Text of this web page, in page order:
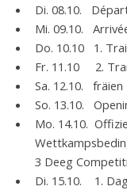
Di. 08.10.
Mi. 09.10.
Do. 10.10 1.
Fr. 11.10 2.
Sa. 12.10. fräien
So. 13.10.
Mo. 14.10.
3 Deeg
Di. 15.10. 1.